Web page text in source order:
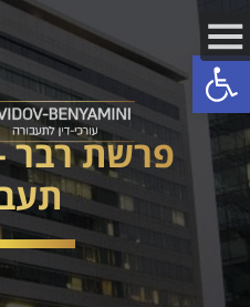
פתח סרגל
פרשת רבר